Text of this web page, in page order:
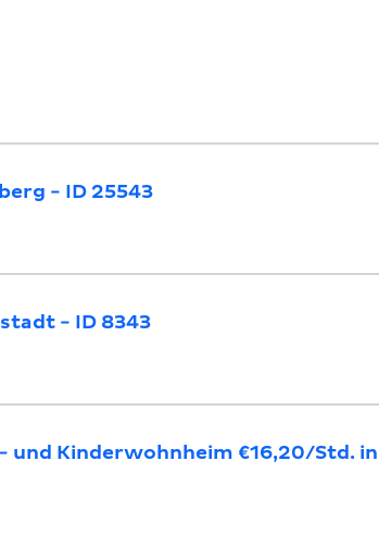
- ID 25543
- ID 8343
Kinderwohnheim €16,20/Std.